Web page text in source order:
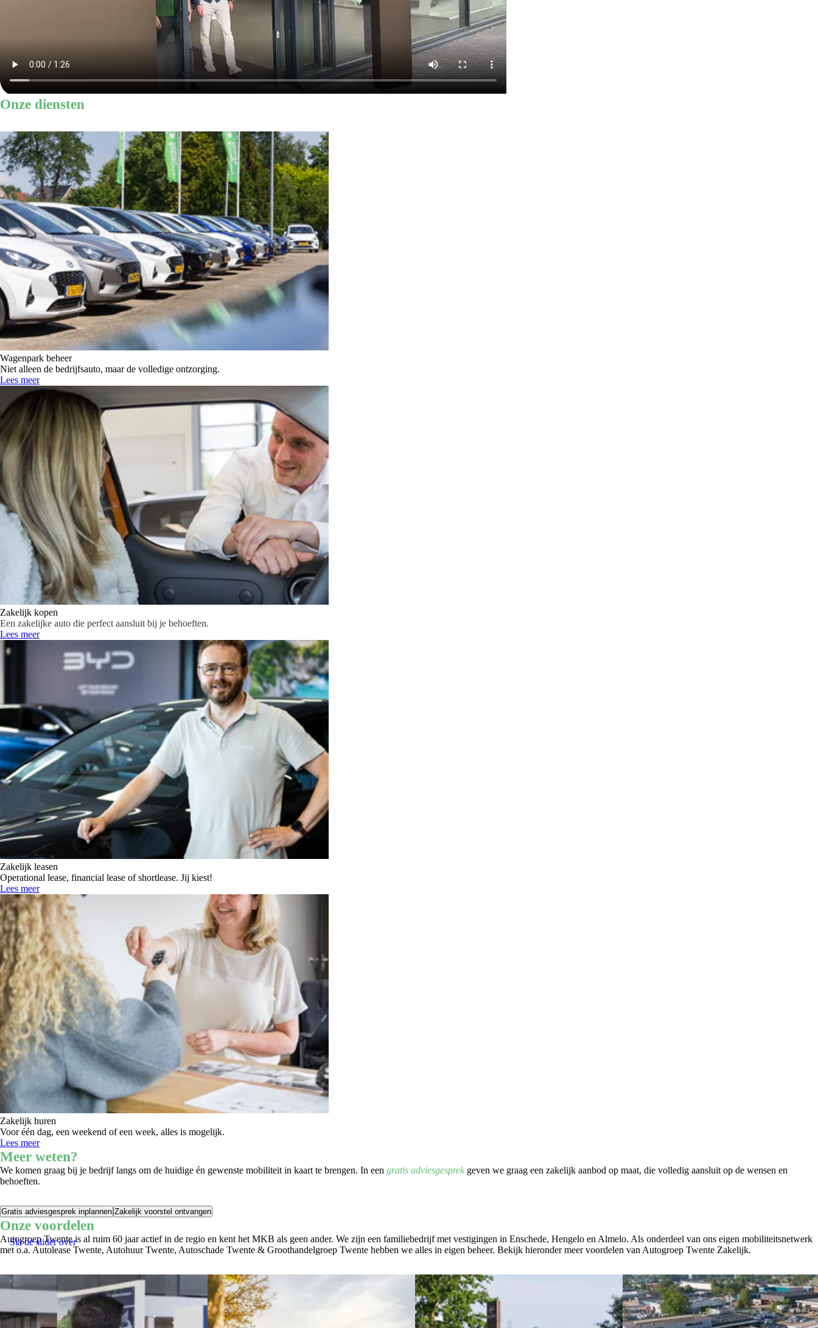
Onze diensten
Wagenpark beheer
Niet alleen de bedrijfsauto, maar de volledige ontzorging.
Lees meer
Zakelijk kopen
Een zakelijke auto die perfect aansluit bij je behoeften.
Lees meer
Zakelijk leasen
Operational lease, financial lease of shortlease. Jij kiest!
Lees meer
Zakelijk huren
Voor één dag, een weekend of een week, alles is mogelijk.
Lees meer
Meer weten?
We komen graag bij je bedrijf langs om de huidige én gewenste mobiliteit in kaart te brengen. In een gratis adviesgesprek geven we graag een zakelijk aanbod op maat, die volledig aansluit op de wensen en
behoeften.
Gratis adviesgesprek inplannen Zakelijk voorstel ontvangen
Onze voordelen
Autogroep Twente is al ruim 60 jaar actief in de regio en kent het MKB als geen ander. We zijn een familiebedrijf met vestigingen in Enschede, Hengelo en Almelo. Als onderdeel van ons eigen mobiliteitsnetwerk
met o.a. Autolease Twente, Autohuur Twente, Autoschade Twente & Groothandelgroep Twente hebben we alles in eigen beheer. Bekijk hieronder meer voordelen van Autogroep Twente Zakelijk.
Sla de slider over